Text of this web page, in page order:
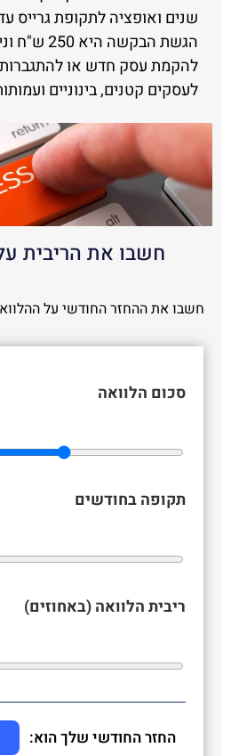
שנים ואופציה לתקופת גרייס
הגשת
להקמת עסק חדש או להתגברות
לעסקים קטנים, בינוניים
חשבו את הריבית
חשבו את ההחזר החודשי על
סכום הלוואה
תקופה בחודשים
ריבית הלוואה (באחוזים)
החזר החודשי שלך הוא: